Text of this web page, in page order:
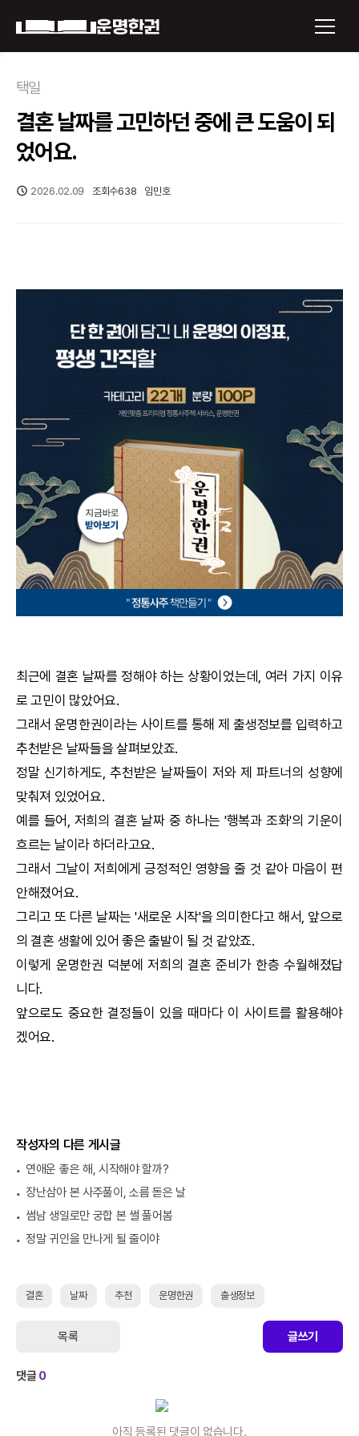
운명한권 보기
오늘의 운세
택일
꿈해몽
수리사주
운세구독
문의사항
택일
결혼 날짜를 고민하던 중에 큰 도움이 되
었어요.
2026.02.09 조회수638 임민호
최근에 결혼 날짜를 정해야 하는 상황이었는데, 여러 가지 이유
로 고민이 많았어요.
그래서운명한권이라는 사이트를 통해 제 출생정보를 입력하고
추천받은 날짜들을 살펴보았죠.
정말 신기하게도, 추천받은 날짜들이 저와 제 파트너의 성향에
맞춰져 있었어요.
예를 들어, 저희의 결혼 날짜 중 하나는 '행복과 조화'의 기운이
흐르는 날이라 하더라고요.
그래서 그날이 저희에게 긍정적인 영향을 줄 것 같아 마음이 편
안해졌어요.
그리고 또 다른 날짜는 '새로운 시작'을 의미한다고 해서, 앞으로
의 결혼 생활에 있어 좋은 출발이 될 것 같았죠.
이렇게 운명한권 덕분에 저희의 결혼 준비가 한층 수월해졌답
니다.
앞으로도 중요한 결정들이 있을 때마다 이 사이트를 활용해야
겠어요.
작성자의 다른 게시글
연애운 좋은 해, 시작해야 할까?
장난삼아 본 사주풀이, 소름 돋은 날
썸남 생일로만 궁합 본 썰 풀어봄
정말 귀인을 만나게 될 줄이야
결혼 날짜 추천 운명한권 출생정보
목록 글쓰기
댓글0
아직 등록된 댓글이 없습니다.